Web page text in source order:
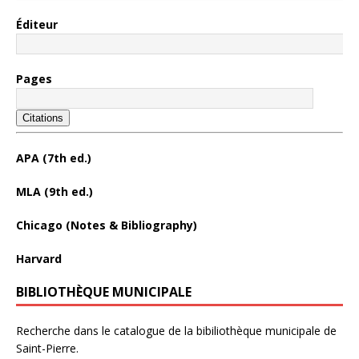
Éditeur
Pages
Citations
APA (7th ed.)
MLA (9th ed.)
Chicago (Notes & Bibliography)
Harvard
BIBLIOTHÈQUE MUNICIPALE
Recherche dans le catalogue de la bibiliothèque municipale de
Saint-Pierre.